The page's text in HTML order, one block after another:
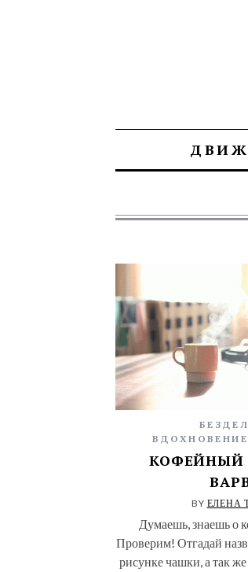
ВДОХНОВЕНИЕ
КОФЕЙНЫЙ
BY ЕЛЕНА
Думаешь, знаешь о
Проверим! Отгадай
рисунке чашки, а так